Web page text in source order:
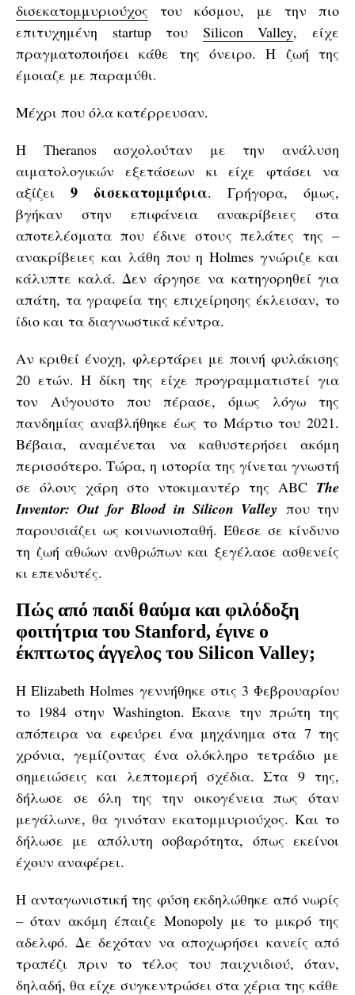
δισεκατομμυριούχος του κόσμου, με την πιο
επιτυχημένη startup του Silicon Valley, είχε
πραγματοποιήσει κάθε της όνειρο. Η ζωή της
έμοιαζε με παραμύθι.
Μέχρι που όλα κατέρρευσαν.
Η Theranos ασχολούταν με την ανάλυση
αιματολογικών εξετάσεων κι είχε φτάσει να
αξίζει 9 δισεκατομμύρια. Γρήγορα, όμως,
βγήκαν στην επιφάνεια ανακρίβειες στα
αποτελέσματα που έδινε στους πελάτες της –
ανακρίβειες και λάθη που η Holmes γνώριζε και
κάλυπτε καλά. Δεν άργησε να κατηγορηθεί για
απάτη, τα γραφεία της επιχείρησης έκλεισαν, το
ίδιο και τα διαγνωστικά κέντρα.
Αν κριθεί ένοχη, φλερτάρει με ποινή φυλάκισης
20 ετών. Η δίκη της είχε προγραμματιστεί για
τον Αύγουστο που πέρασε, όμως λόγω της
πανδημίας αναβλήθηκε έως το Μάρτιο του 2021.
Βέβαια, αναμένεται να καθυστερήσει ακόμη
περισσότερο. Τώρα, η ιστορία της γίνεται γνωστή
σε όλους χάρη στο ντοκιμαντέρ της ABC The
Inventor: Out for Blood in Silicon Valley που την
παρουσιάζει ως κοινωνιοπαθή. Έθεσε σε κίνδυνο
τη ζωή αθώων ανθρώπων και ξεγέλασε ασθενείς
κι επενδυτές.
Πώς από παιδί θαύμα και φιλόδοξη
φοιτήτρια του Stanford, έγινε ο
έκπτωτος άγγελος του Silicon Valley;
Η Elizabeth Holmes γεννήθηκε στις 3 Φεβρουαρίου
το 1984 στην Washington. Έκανε την πρώτη της
απόπειρα να εφεύρει ένα μηχάνημα στα 7 της
χρόνια, γεμίζοντας ένα ολόκληρο τετράδιο με
σημειώσεις και λεπτομερή σχέδια. Στα 9 της,
δήλωσε σε όλη της την οικογένεια πως όταν
μεγάλωνε, θα γινόταν εκατομμυριούχος. Και το
δήλωσε με απόλυτη σοβαρότητα, όπως εκείνοι
έχουν αναφέρει.
Η ανταγωνιστική της φύση εκδηλώθηκε από νωρίς
– όταν ακόμη έπαιζε Monopoly με το μικρό της
αδελφό. Δε δεχόταν να αποχωρήσει κανείς από
τραπέζι πριν το τέλος του παιχνιδιού, όταν,
δηλαδή, θα είχε συγκεντρώσει στα χέρια της κάθε